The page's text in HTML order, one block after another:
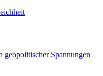
Spannungen